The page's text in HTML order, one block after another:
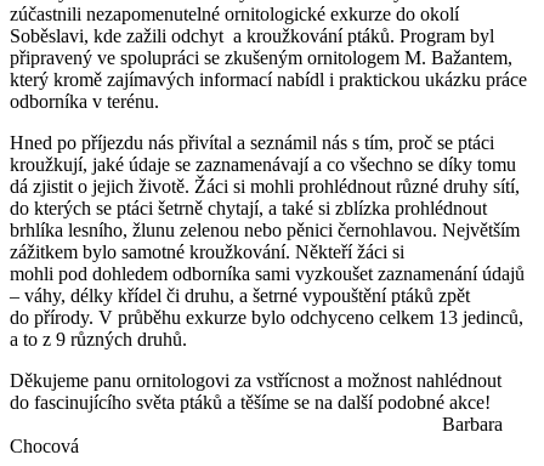
zúčastnili nezapomenutelné ornitologické exkurze do okolí
Soběslavi, kde zažili odchyt a kroužkování ptáků. Program byl
připravený ve spolupráci se zkušeným ornitologem M. Bažantem,
který kromě zajímavých informací nabídl i praktickou ukázku práce
odborníka v terénu.
Hned po příjezdu nás přivítal a seznámil nás s tím, proč se ptáci
kroužkují, jaké údaje se zaznamenávají a co všechno se díky tomu
dá zjistit o jejich životě. Žáci si mohli prohlédnout různé druhy sítí,
do kterých se ptáci šetrně chytají, a také si zblízka prohlédnout
brhlíka lesního, žlunu zelenou nebo pěnici černohlavou. Největším
zážitkem bylo samotné kroužkování. Někteří žáci si
mohli pod dohledem odborníka sami vyzkoušet zaznamenání údajů
– váhy, délky křídel či druhu, a šetrné vypouštění ptáků zpět
do přírody. V průběhu exkurze bylo odchyceno celkem 13 jedinců,
a to z 9 různých druhů.
Děkujeme panu ornitologovi za vstřícnost a možnost nahlédnout
do fascinujícího světa ptáků a těšíme se na další podobné akce!
Barbara
Chocová